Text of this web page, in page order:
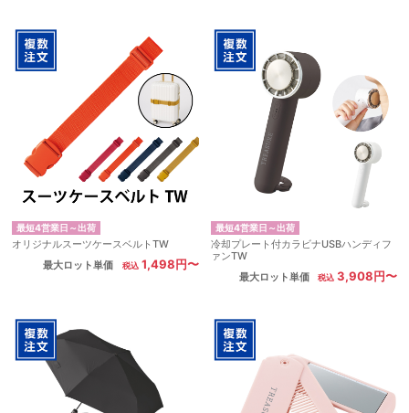
最短4営業日～出荷
オリジナルスーツケースベルトTW
最大ロット単価
1,498円〜
最短4営業日～出荷
冷却プレート付カラビナUSBハンディフ
ァンTW
最大ロット単価
3,908円〜